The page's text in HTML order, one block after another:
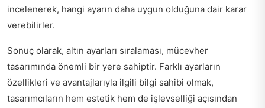
incelenerek, hangi ayarın daha uygun olduğuna dair karar
verebilirler.
Sonuç olarak, altın ayarları sıralaması, mücevher
tasarımında önemli bir yere sahiptir. Farklı ayarların
özellikleri ve avantajlarıyla ilgili bilgi sahibi olmak,
tasarımcıların hem estetik hem de işlevselliği açısından